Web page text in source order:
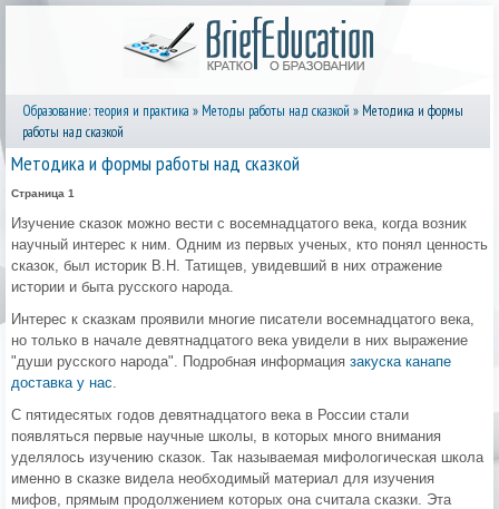
Образование: теория и практика » Методы работы над сказкой » Методика и формы
работы над сказкой
Методика и формы работы над сказкой
Страница 1
Изучение сказок можно вести с восемнадцатого века, когда возник
научный интерес к ним. Одним из первых ученых, кто понял ценность
сказок, был историк В.Н. Татищев, увидевший в них отражение
истории и быта русского народа.
Интерес к сказкам проявили многие писатели восемнадцатого века,
но только в начале девятнадцатого века увидели в них выражение
"души русского народа". Подробная информация закуска канапе
доставка у нас.
С пятидесятых годов девятнадцатого века в России стали
появляться первые научные школы, в которых много внимания
уделялось изучению сказок. Так называемая мифологическая школа
именно в сказке видела необходимый материал для изучения
мифов, прямым продолжением которых она считала сказки. Эта